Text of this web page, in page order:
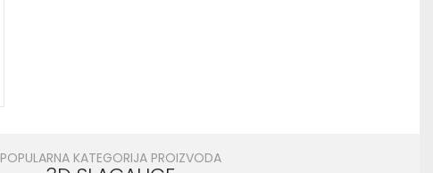
POPULARNA KATEGORIJA PROIZVODA